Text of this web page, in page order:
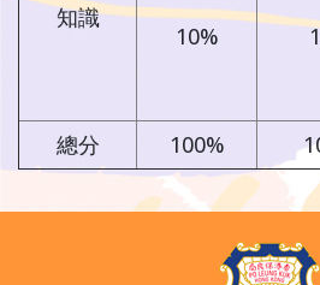
知識
10%
總分 100%